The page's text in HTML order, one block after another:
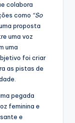
colabora
como “So
proposta
uma voz
uma
foi criar
as pistas de
pegada
feminina e
e